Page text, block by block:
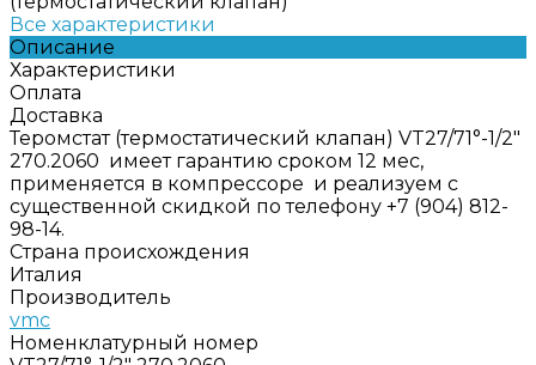
Все характеристики
Описание
Характеристики
Оплата
Доставка
Теромстат (термостатический клапан) VT27/71°-1/2"
270.2060 имеет гарантию сроком 12 мес,
применяется в компрессоре и реализуем с
существенной скидкой по телефону +7 (904) 812-
98-14.
Страна происхождения
Италия
Производитель
vmc
Номенклатурный номер